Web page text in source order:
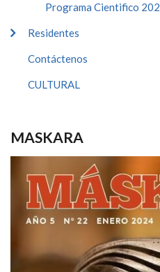
Programa Cientifico
Residentes
Contáctenos
CULTURAL
MASKARA